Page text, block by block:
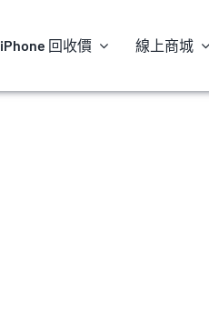
iPhone 回收價 線上商城